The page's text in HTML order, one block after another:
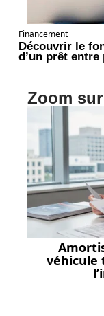
Financement
Découvrir le
d’un prêt
Zoom
véhicule